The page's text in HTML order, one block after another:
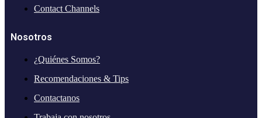
Contact Channels
Nosotros
¿Quiénes Somos?
Recomendaciones & Tips
Contactanos